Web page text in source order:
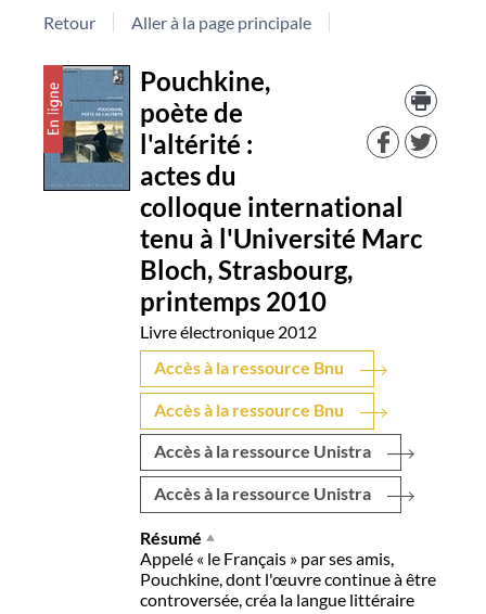
Retour Aller à la page principale
Détail
document
Pouchkine,
poète de
l'altérité :
actes du
colloque international
tenu à l'Université Marc
Bloch, Strasbourg,
printemps 2010
Livre électronique 2012
Accès à la ressource Bnu
Accès à la ressource Bnu
Accès à la ressource Unistra
Accès à la ressource Unistra
Résumé
Appelé « le Français » par ses amis,
Pouchkine, dont l'œuvre continue à être
controversée, créa la langue littéraire